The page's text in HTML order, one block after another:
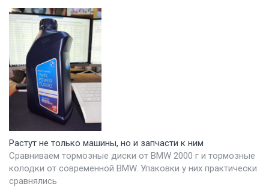
Растут не только машины, но и запчасти к ним
Сравниваем тормозные диски от BMW 2000 г и тормозные
колодки от современной BMW. Упаковки у них практически
сравнялись